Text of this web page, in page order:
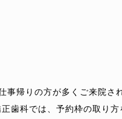
事帰りの方が多くご来院さ
歯科では、予約枠の取り